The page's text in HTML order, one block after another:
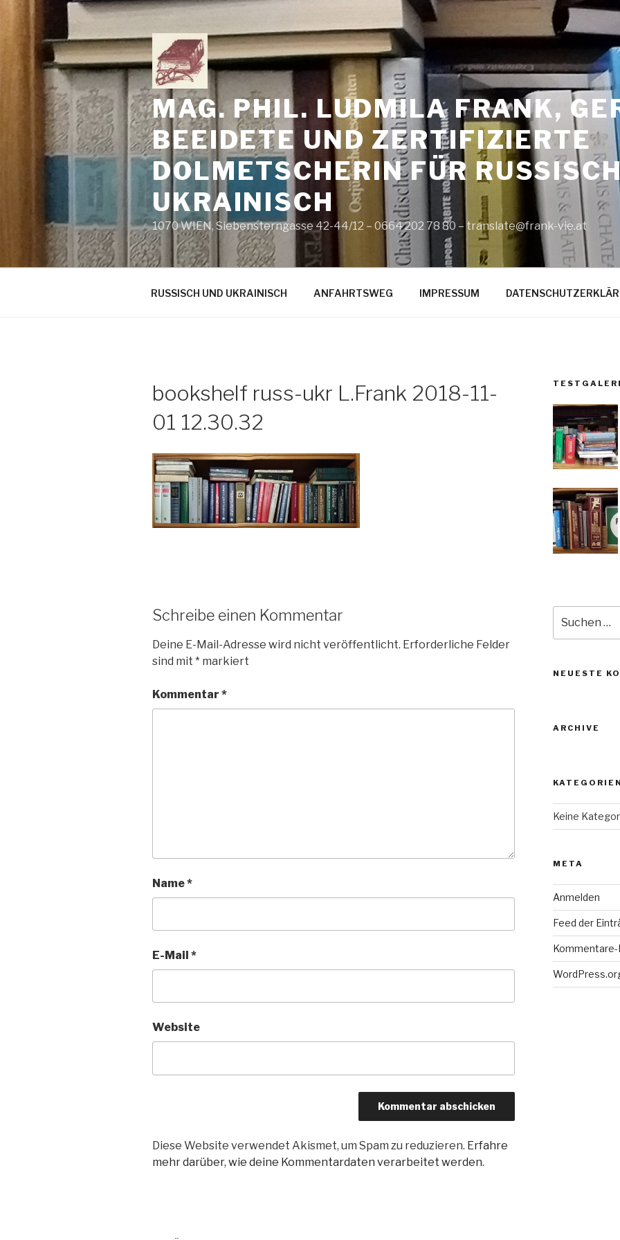
springen
MAG. PHIL. LUDMILA FRANK,
BEEIDETE UND ZERTIFIZIERTE
DOLMETSCHERIN FÜR
UKRAINISCH
1070 WIEN, Siebensterngasse 42-44/12 – 0664 202 78 80 – translate@frank-vie.at
RUSSISCH UND UKRAINISCH ANFAHRTSWEG IMPRESSUM
bookshelf russ-ukr L.Frank 2018-11-
01 12.30.32
Schreibe einen Kommentar
Deine E-Mail-Adresse wird nicht veröffentlicht. Erforderliche Felder
sind mit * markiert
Kommentar *
Name*
E-Mail *
Website
Diese Website verwendet Akismet, um Spam zu reduzieren. Erfahre
mehr darüber, wie deine Kommentardaten verarbeitet werden.
nach:
NEUESTE
ARCHIVE
Keine
META
Anmelden
Feed der
Kommentare-